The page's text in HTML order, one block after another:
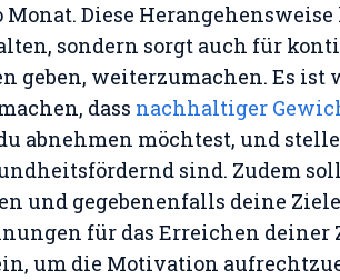
Monat. Diese
sondern sorgt auch für
geben, weiterzumachen. Es
dass nachhaltiger
abnehmen möchtest, und
sind. Zudem
und gegebenenfalls deine
für das Erreichen
um die Motivation